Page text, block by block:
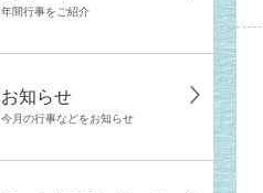
年間行事をご紹介
お知らせ
今月の行事などをお知らせ